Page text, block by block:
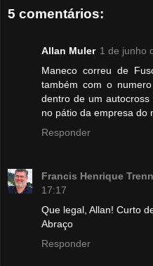
5 comentários:
Allan Muler 1 de junho
Maneco correu de
também com o
dentro de um
no pátio da empresa do
Responder
Francis Henrique
17:17
Que legal, Allan! Curto
Abraço
Responder